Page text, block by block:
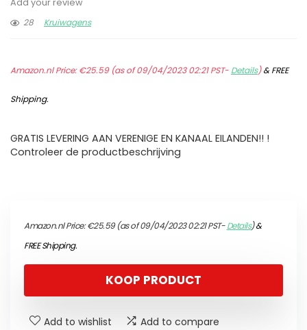
Add your review
28
Kruiwagens
Amazon.nl Price:€25.59(as of 09/04/2023 02:21 PST- Details)&FREE
Shipping.
GRATIS LEVERING AAN VERENIGE EN KANAAL EILANDEN!! !
Controleer de productbeschrijving
Amazon.nl Price:€25.59(as of 09/04/2023 02:21 PST-Details)&
FREE Shipping.
KOOP PRODUCT
Add to wishlist Add to compare